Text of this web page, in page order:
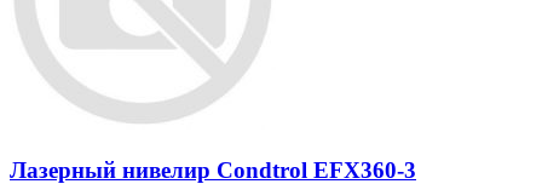
Лазерный нивелир Condtrol EFX360-3